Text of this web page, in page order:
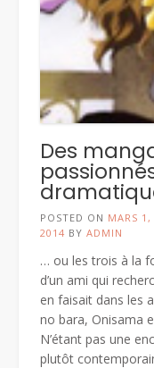
Des
POSTED ON MARS
2014 BY ADMIN
… ou les trois à la
d’un ami qui
en faisait dans les
no bara, Onisama
N’étant pas une
plutôt